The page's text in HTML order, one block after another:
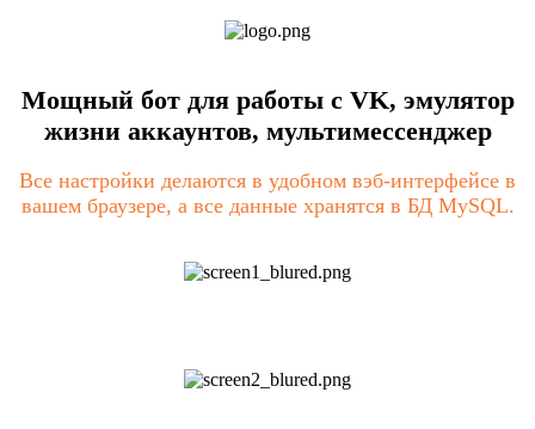
Мощный бот для работы с VK, эмулятор
жизни аккаунтов, мультимессенджер
Все настройки делаются в удобном вэб-интерфейсе в
вашем браузере, а все данные хранятся в БД MySQL.